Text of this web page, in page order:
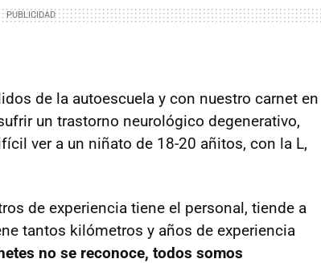
de la autoescuela y con nuestro carnet en
un trastorno neurológico degenerativo,
ver a un niñato de 18-20 añitos, con la L,
de experiencia tiene el personal, tiende a
tantos kilómetros y años de experiencia
no se reconoce, todos somos